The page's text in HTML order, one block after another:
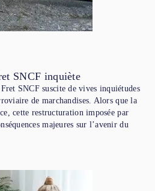
SNCF inquiète
SNCF suscite de vives inquiétudes
de marchandises. Alors que la
cette restructuration imposée par
majeures sur l’avenir du